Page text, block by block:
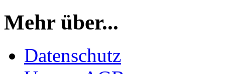
Mehr über...
Datenschutz